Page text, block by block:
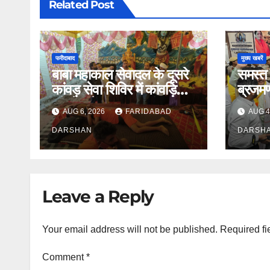
Related Post
फरीदाबाद
बाबा महाकाल सेवादल के दूसरे
कांवड़ सेवा शिविर में कांवड़ियों
की सेवा के व्यापक प्रबंध
AUG 6, 2026 FARIDABAD
DARSHAN
मुख्य खबरें
समस्त
सम्पन्न
AUG
Leave a Reply
Your email address will not be published. Required
Comment*